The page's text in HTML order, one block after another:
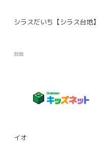
シラスだいち【シラス台地】
辞典
イオ